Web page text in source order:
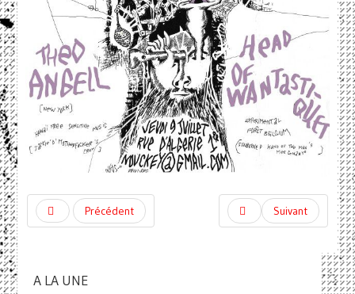
Précédent Suivant
A LA UNE